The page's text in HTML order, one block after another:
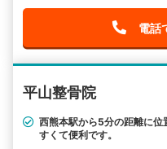
電話
平山整骨院
西熊本駅から5分の距離に
すくて便利です。